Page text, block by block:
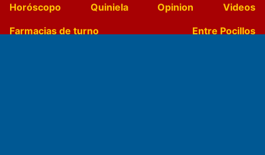
Horóscopo
Quiniela Opinion
Videos
Farmacias de turno
Entre Pocillos